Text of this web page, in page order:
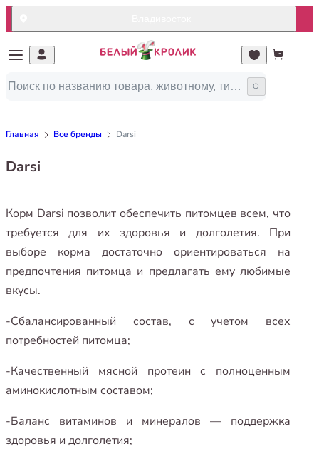
Главная Все бренды Darsi
Darsi
Корм Darsi позволит обеспечить питомцев всем, что
требуется для их здоровья и долголетия. При
выборе корма достаточно ориентироваться на
предпочтения питомца и предлагать ему любимые
вкусы.
-Сбалансированный состав, с учетом всех
потребностей питомца;
-Качественный мясной протеин с полноценным
аминокислотным составом;
-Баланс витаминов и минералов — поддержка
здоровья и долголетия;